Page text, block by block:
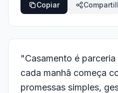
Copiar
"Casamento é
cada manhã começa
promessas simples,